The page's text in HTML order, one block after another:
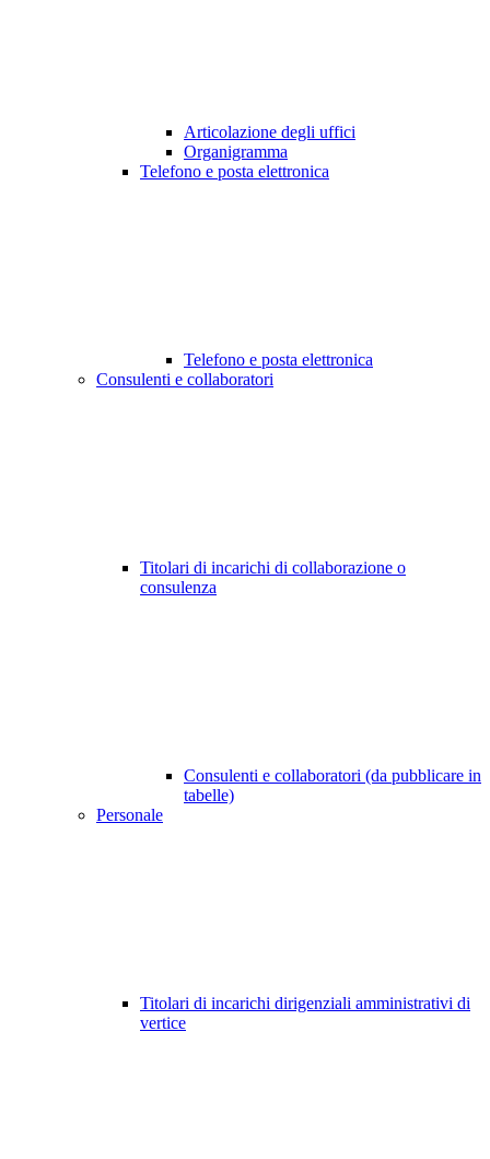
Articolazione degli uffici
Organigramma
Telefono e posta elettronica
Telefono e posta elettronica
Consulenti e collaboratori
Titolari di incarichi di collaborazione o
consulenza
Consulenti e collaboratori (da pubblicare in
tabelle)
Personale
Titolari di incarichi dirigenziali amministrativi di
vertice